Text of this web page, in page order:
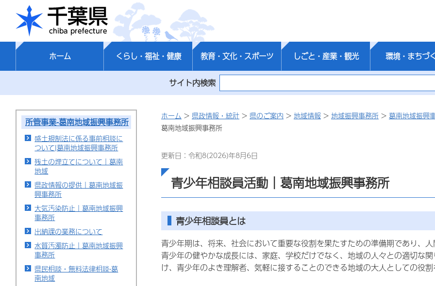
千葉県
ホーム くらし・福祉・健康 教育・文化・スポーツ しごと・産業・観光 環境・まちづ
サイト内検索
所管事業-葛南地域振興事務所
盛土規制法に係る事前相談に
ついて|葛南地域振興事務所
残土の埋立てについて｜葛南
地域
県政情報の提供｜葛南地域振
興事務所
大気汚染防止｜葛南地域振興
事務所
出納課の業務について
水質汚濁防止｜葛南地域振興
事務所
県民相談・無料法律相談-葛
南地域
ホーム > 県政情報・統計 > 県のご案内 > 地域情報 > 地域振興事務所 > 葛南地域振興
葛南地域振興事務所
更新日：令和8(2026)年8月6日
青少年相談員活動｜葛南地域振興事務所
青少年相談員とは
青少年期は、将来、社会において重要な役割を果たすための準備期であり、人
青少年の健やかな成長には、家庭、学校だけでなく、地域の人々との適切な
け、青少年のよき理解者、気軽に接することのできる地域の大人としての役